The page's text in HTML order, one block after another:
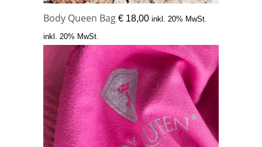
Body Queen Bag € 18,00 inkl. 20% MwSt.
inkl. 20% MwSt.